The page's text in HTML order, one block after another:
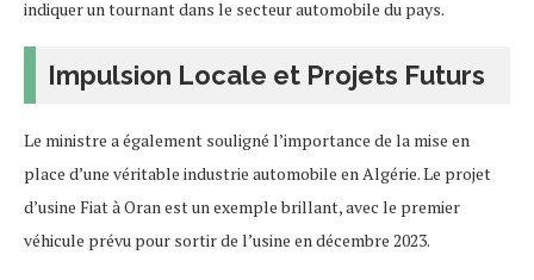
indiquer un tournant dans le secteur automobile du pays.
Impulsion Locale et Projets Futurs
Le ministre a également souligné l’importance de la mise en
place d’une véritable industrie automobile en Algérie. Le projet
d’usine Fiat à Oran est un exemple brillant, avec le premier
véhicule prévu pour sortir de l’usine en décembre 2023.